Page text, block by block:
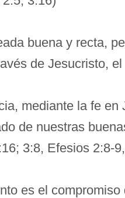
buena y recta,
de Jesucristo,
mediante la fe
de nuestras
3:8, Efesios 2:8-
es el